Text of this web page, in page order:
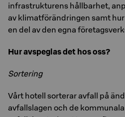
infrastrukturens hållbarhet,
av klimatförändringen samt
en del av den egna
Hur avspeglas det hos oss?
Sortering
Vårt hotell sorterar avfall på
avfallslagen och de